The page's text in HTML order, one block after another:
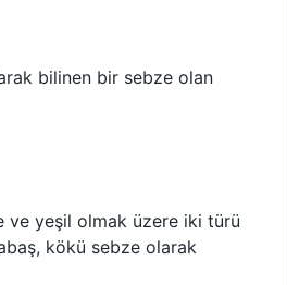
bilinen bir sebze olan
ve yeşil olmak üzere iki türü
kökü sebze olarak